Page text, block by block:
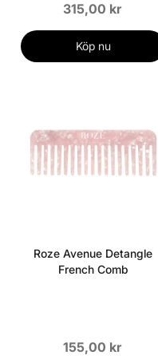
315,00 kr
Köp nu
Roze Avenue Detangle
French Comb
155,00 kr